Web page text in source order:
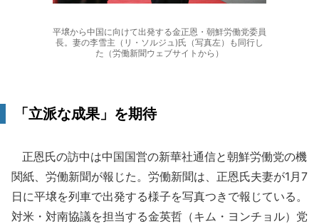
平壌から中国に向けて出発する金正恩・朝鮮労働党委員
長。妻の李雪主（リ・ソルジュ)氏（写真左）も同行し
た（労働新聞ウェブサイトから）
「立派な成果」を期待
正恩氏の訪中は中国国営の新華社通信と朝鮮労働党の機
関紙、労働新聞が報じた。労働新聞は、正恩氏夫妻が1月7
日に平壌を列車で出発する様子を写真つきで報じている。
対米・対南協議を担当する金英哲（キム・ヨンチョル）党